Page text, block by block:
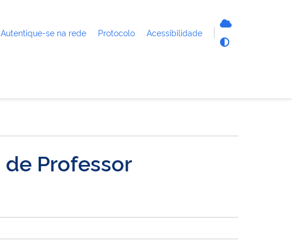
Autentique-se na rede Protocolo Acessibilidade
Professor